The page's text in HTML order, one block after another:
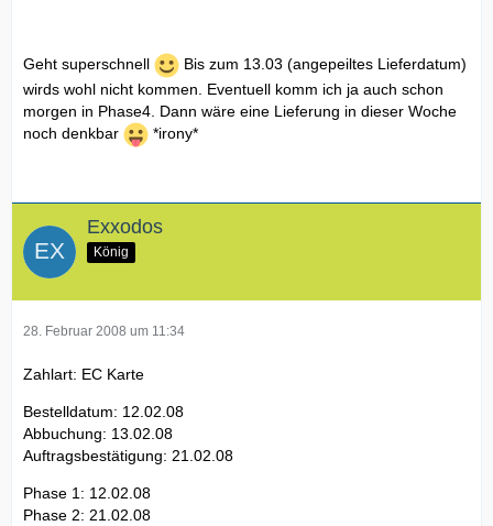
Geht superschnell
Bis zum 13.03 (angepeiltes Lieferdatum)
wirds wohl nicht kommen. Eventuell komm ich ja auch schon
morgen in Phase4. Dann wäre eine Lieferung in dieser Woche
noch denkbar
*irony*
Exxodos
König
28. Februar 2008 um 11:34
Zahlart: EC Karte
Bestelldatum: 12.02.08
Abbuchung: 13.02.08
Auftragsbestätigung: 21.02.08
Phase 1: 12.02.08
Phase 2: 21.02.08